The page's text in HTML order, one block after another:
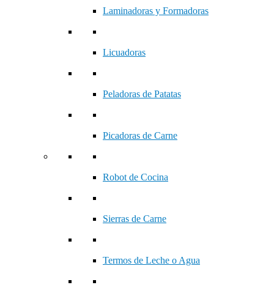
Laminadoras y Formadoras
Licuadoras
Peladoras de Patatas
Picadoras de Carne
Robot de Cocina
Sierras de Carne
Termos de Leche o Agua